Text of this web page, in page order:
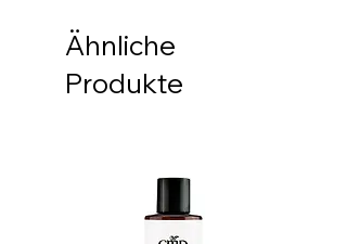
Ähnliche
Produkte